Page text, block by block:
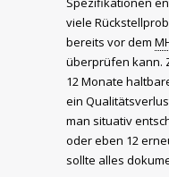
viele
bereits vor dem
überprüfen kann.
12 Monate
ein
man situativ
oder eben 12
sollte alles